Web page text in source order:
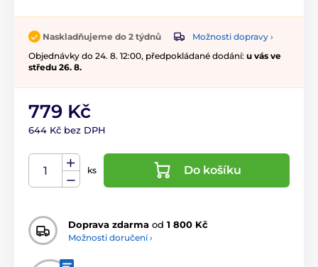
Naskladňujeme do 2 týdnů
Možnosti dopravy ›
Objednávky do 24. 8. 12:00, předpokládané dodání: u vás ve
středu 26. 8.
779 Kč
644 Kč bez DPH
ks Do košíku
Doprava zdarma od 1 800 Kč
Možnosti doručení ›